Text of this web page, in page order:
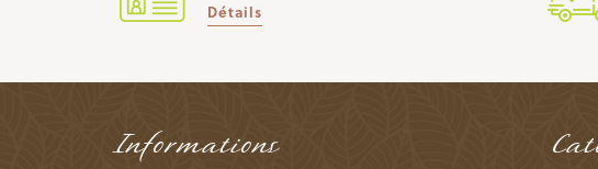
Détails
Informations